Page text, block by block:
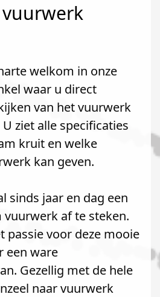
welkom in onze
waar u direct
van het vuurwerk
ziet alle specificaties
kruit en welke
kan geven.
sinds jaar en dag een
af te steken.
passie voor deze mooie
een ware
Gezellig met de hele
naar vuurwerk